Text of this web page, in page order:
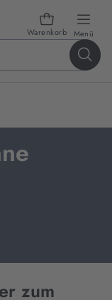
Warenkorb Menü
zum